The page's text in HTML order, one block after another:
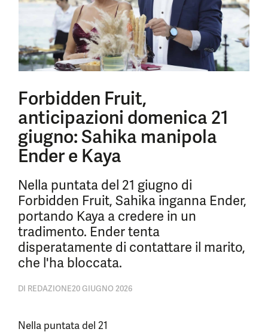
Forbidden Fruit,
anticipazioni domenica 21
giugno: Sahika manipola
Ender e Kaya
Nella puntata del 21 giugno di
Forbidden Fruit, Sahika inganna Ender,
portando Kaya a credere in un
tradimento. Ender tenta
disperatamente di contattare il marito,
che l'ha bloccata.
DI REDAZIONE20 GIUGNO 2026
Nella puntata del 21